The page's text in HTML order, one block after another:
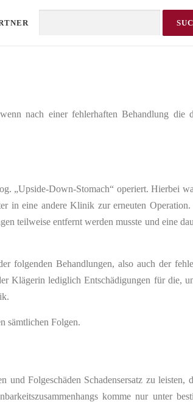
nach einer fehlerhaften Behandlung die
„Upside-Down-Stomach“ operiert. Hierbei
in eine andere Klinik zur erneuten Operation.
teilweise entfernt werden musste und eine
folgenden Behandlungen, also auch der
Klägerin lediglich Entschädigungen für die,
sämtlichen Folgen.
Folgeschäden Schadensersatz zu leisten,
komme nur unter